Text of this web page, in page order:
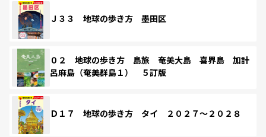
Ｊ３３ 地球の歩き方 墨田区
０２ 地球の歩き方 島旅 奄美大島 喜界島 加計
呂麻島（奄美群島１） ５訂版
Ｄ１７ 地球の歩き方 タイ ２０２７～２０２８